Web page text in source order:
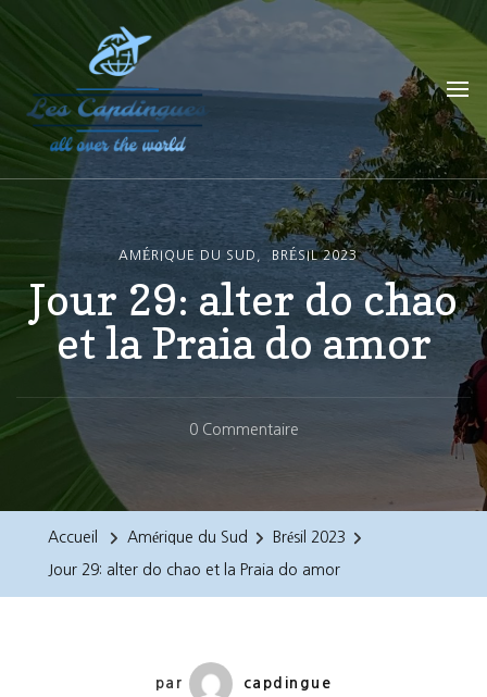
Les Capdingues
blog de voyage
AMÉRIQUE DU SUD BRÉSIL 2023
Jour 29: alter do chao
et la Praia do amor
0 CommentaireSur
Praia
Accueil Amérique du Sud Brésil 2023
Jour 29: alter do chao et la Praia do amor
par capdingue